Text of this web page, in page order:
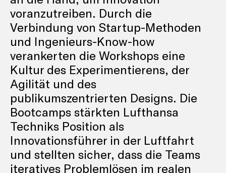
voranzutreiben. Durch die
Verbindung von Startup-Methoden
und Ingenieurs-Know-how
verankerten die Workshops eine
Kultur des Experimentierens, der
Agilität und des
publikumszentrierten Designs. Die
Bootcamps stärkten Lufthansa
Techniks Position als
Innovationsführer in der Luftfahrt
und stellten sicher, dass die Teams
iteratives Problemlösen im realen